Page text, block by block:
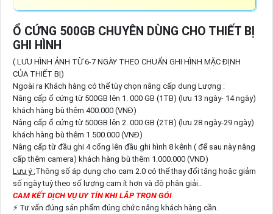
Ổ CỨNG 500GB CHUYÊN DÙNG CHO THIẾT BỊ
GHI HÌNH
( LƯU HÌNH ẢNH TỪ 6-7 NGÀY THEO CHUẨN GHI HÌNH MẶC ĐỊNH
CỦA THIẾT BỊ)
Ngoài ra Khách hàng có thể tùy chọn nâng cấp dung Lượng :
Nâng cấp ổ cứng từ 500GB lên 1. 000 GB (1TB) (lưu 13 ngày- 14 ngày)
khách hàng bù thêm 400.000 (VNĐ)
Nâng cấp ổ cứng từ 500GB lên 2. 000 GB (2TB) (lưu 28 ngày-29 ngày)
khách hàng bù thêm 1.500.000 (VNĐ)
Nâng cấp từ đầu ghi 4 cổng lên đầu ghi hình 8 kênh ( để sau này nâng
cấp thêm camera) khách hàng bù thêm 1.000.000 (VNĐ)
Lưu ý :Thông số áp dụng cho cam 2.0 có thể thay đổi tăng hoặc giảm
số ngày tuỳ theo số lượng cam ít hơn và độ phân giải..
CAM KẾT DỊCH VỤ UY TÍN KHI LẮP TRỌN GÓI
⚡ Tư vấn đúng sản phẩm đúng chức năng khách hàng cần.